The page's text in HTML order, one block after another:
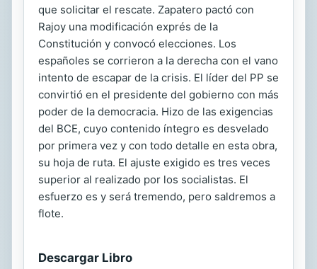
que solicitar el rescate. Zapatero pactó con
Rajoy una modificación exprés de la
Constitución y convocó elecciones. Los
españoles se corrieron a la derecha con el vano
intento de escapar de la crisis. El líder del PP se
convirtió en el presidente del gobierno con más
poder de la democracia. Hizo de las exigencias
del BCE, cuyo contenido íntegro es desvelado
por primera vez y con todo detalle en esta obra,
su hoja de ruta. El ajuste exigido es tres veces
superior al realizado por los socialistas. El
esfuerzo es y será tremendo, pero saldremos a
flote.
Descargar Libro